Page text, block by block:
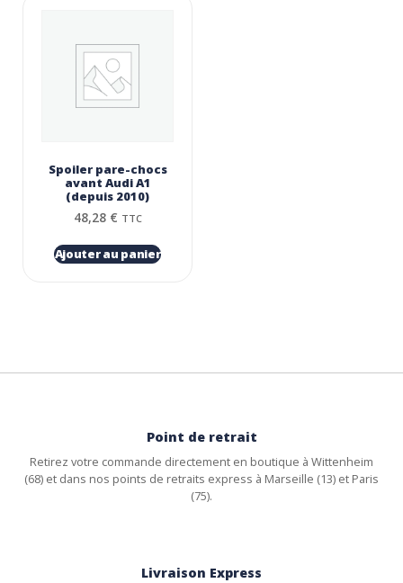
Spoiler pare-chocs
avant Audi A1
(depuis 2010)
48,28 € TTC
Ajouter au panier
Point de retrait
Retirez votre commande directement en boutique à Wittenheim
(68) et dans nos points de retraits express à Marseille (13) et Paris
(75).
Livraison Express